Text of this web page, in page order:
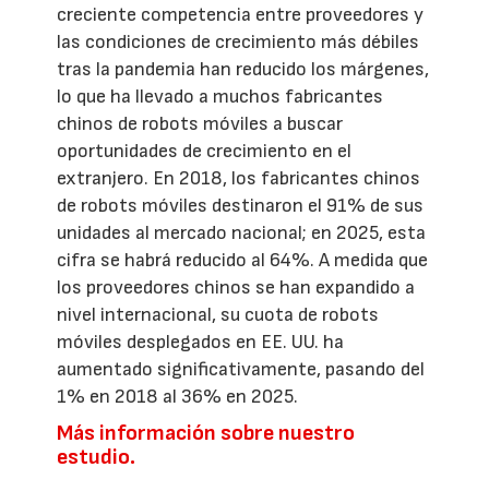
creciente competencia entre proveedores y
las condiciones de crecimiento más débiles
tras la pandemia han reducido los márgenes,
lo que ha llevado a muchos fabricantes
chinos de robots móviles a buscar
oportunidades de crecimiento en el
extranjero. En 2018, los fabricantes chinos
de robots móviles destinaron el 91% de sus
unidades al mercado nacional; en 2025, esta
cifra se habrá reducido al 64%. A medida que
los proveedores chinos se han expandido a
nivel internacional, su cuota de robots
móviles desplegados en EE. UU. ha
aumentado significativamente, pasando del
1% en 2018 al 36% en 2025.
Más información sobre nuestro
estudio.